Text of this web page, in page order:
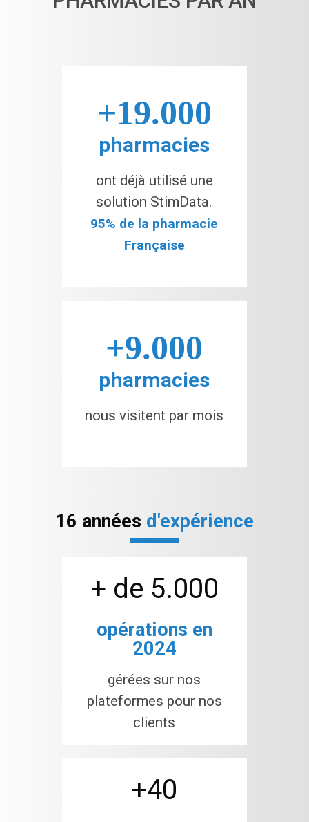
+19.000
pharmacies
ont déjà utilisé une
solution StimData.
95% de la pharmacie
Française
+9.000
pharmacies
nous visitent par mois
16 années d'expérience
+ de 5.000
opérations en
2024
gérées sur nos
plateformes pour nos
clients
+40